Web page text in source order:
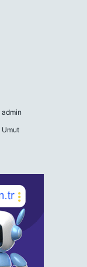
admin
Umut